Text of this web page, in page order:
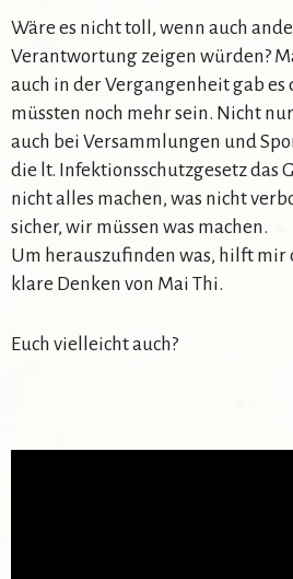
Wäre es nicht toll, wenn auch
Verantwortung zeigen würden?
auch in der Vergangenheit gab es
müssten noch mehr sein. Nicht
auch bei Versammlungen und
die lt. Infektionsschutzgesetz das
nicht alles machen, was nicht
sicher, wir müssen was machen.
Um herauszufinden was, hilft mir
klare Denken von Mai Thi.
Euch vielleicht auch?